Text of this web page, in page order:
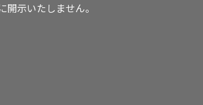
示いたしません。